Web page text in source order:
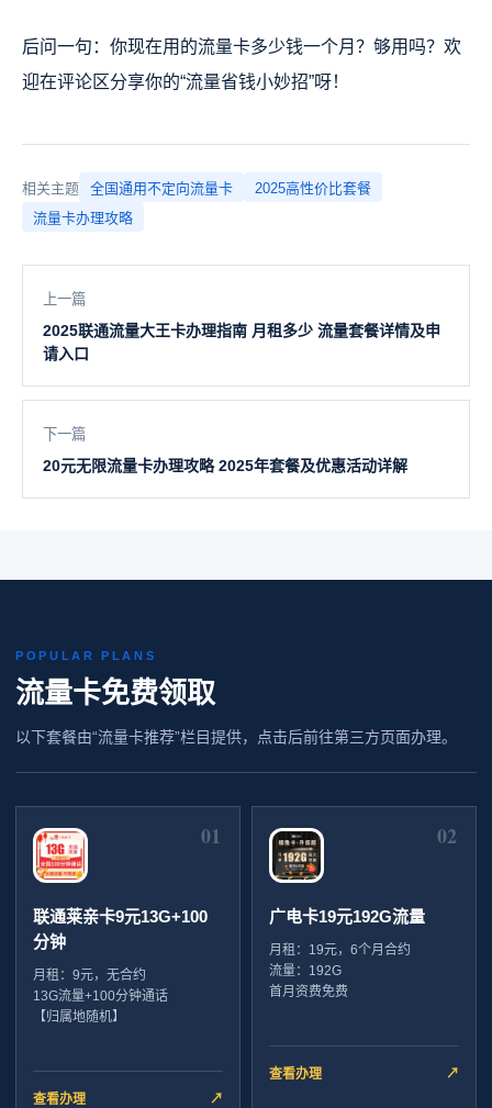
后问一句：你现在用的流量卡多少钱一个月？够用吗？欢
迎在评论区分享你的“流量省钱小妙招”呀！
相关主题 全国通用不定向流量卡
2025高性价比套餐
流量卡办理攻略
上一篇
2025联通流量大王卡办理指南 月租多少 流量套餐详情及申
请入口
下一篇
20元无限流量卡办理攻略 2025年套餐及优惠活动详解
POPULAR PLANS
流量卡免费领取
以下套餐由“流量卡推荐”栏目提供，点击后前往第三方页面办理。
01
联通莱亲卡9元13G+100
分钟
月租：9元，无合约
13G流量+100分钟通话
【归属地随机】
查看办理 ↗
02
广电卡19元192G流量
月租：19元，6个月合约
流量：192G
首月资费免费
查看办理 ↗